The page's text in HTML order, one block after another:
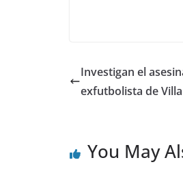
Investigan el
exfutbolista de
You May